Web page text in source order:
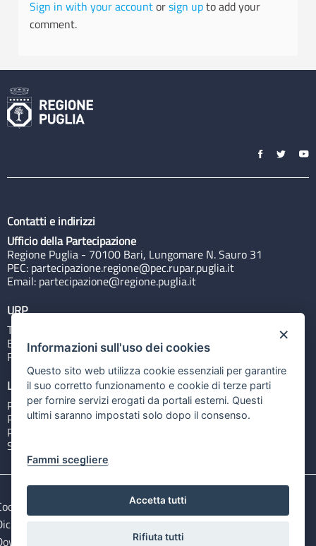
Sign in with your accountorsign upto add your
comment.
Contatti e indirizzi
Ufficio della Partecipazione
Regione Puglia - 70100 Bari, Lungomare N. Sauro 31
PEC: partecipazione.regione@pec.rupar.puglia.it
Email: partecipazione@regione.puglia.it
URP
Tel: 800713939
Email:quiregione@regione.puglia.it
Rubrica
Link utili
Portale Istituzionale
PO FESR Puglia 2014-2020
PSR Puglia 2014-2020
Sistema Puglia
e privacy
Note legali
di accessibilità
Open Data files
×
Informazioni sull'uso dei cookies
Questo sito web utilizza cookie essenziali per garantire
il suo corretto funzionamento e cookie di terze parti
per fornire servizi erogati da portali esterni. Questi
ultimi saranno impostati solo dopo il consenso.
Fammi scegliere
Accetta tutti
Rifiuta tutti